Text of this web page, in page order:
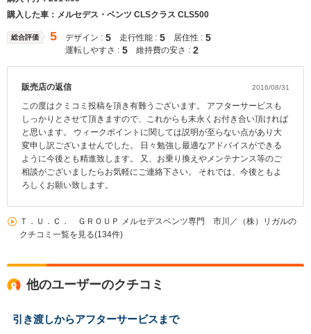
購入した車：メルセデス・ベンツ CLSクラス CLS500
総合評価 5 デザイン : 5 走行性能 : 5 居住性 : 5
運転しやすさ : 5 維持費の安さ : 2
販売店の返信 2016/08/31
この度はクミコミ投稿を頂き有難うございます。 アフターサービスも
しっかりとさせて頂きますので、これからも末永くお付き合い頂ければ
と思います。 ウィークポイントに関しては説明が至らない点があり大
変申し訳ございませんでした。 日々勉強し最適なアドバイスができる
ように今後とも精進致します。 又、お乗り換えやメンテナンス等のご
相談がございましたらお気軽にご連絡下さい。 それでは、今後ともよ
ろしくお願い致します。
Ｔ．Ｕ．Ｃ． ＧＲＯＵＰ メルセデスベンツ専門 市川／（株）リガルの
クチコミ一覧を見る(134件)
他のユーザーのクチコミ
引き渡しからアフターサービスまで